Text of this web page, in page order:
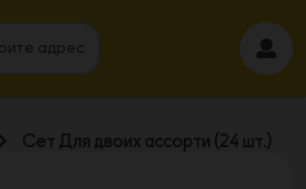
адрес
Сет Для двоих ассорти (24 шт.)